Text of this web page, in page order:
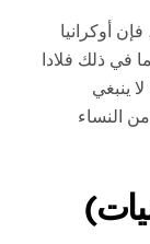
أوكرانيا
في ذلك فلادا
ينبغي
من النساء